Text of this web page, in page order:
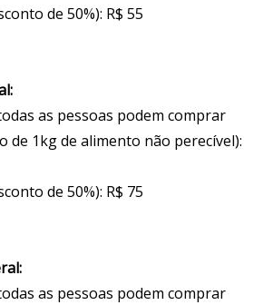
de 50%): R$ 55
as pessoas podem comprar
de 1kg de alimento não perecível):
de 50%): R$ 75
as pessoas podem comprar